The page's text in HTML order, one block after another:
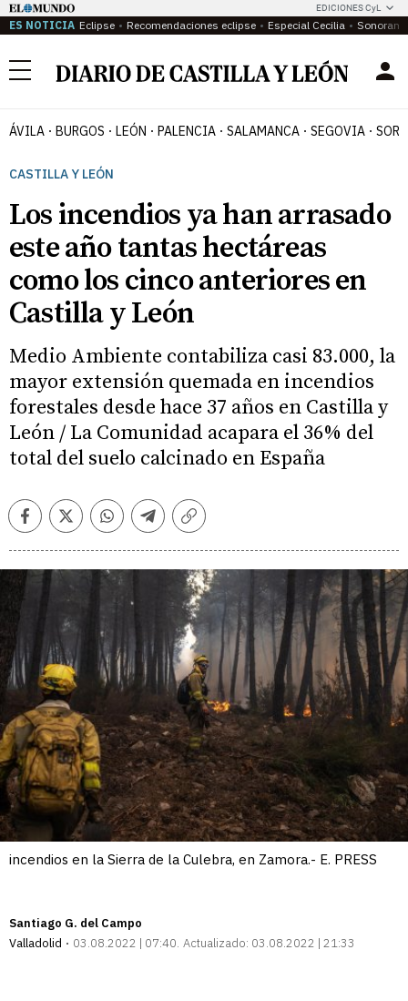
EDICIONES CyL
ES NOTICIA Eclipse Recomendaciones eclipse Especial Cecilia
Menú
ÁVILA BURGOS LEÓN PALENCIA SALAMANCA SEGOVIA
CASTILLA Y LEÓN
Los incendios ya han arrasado
este año tantas hectáreas
como los cinco anteriores en
Castilla y León
Medio Ambiente contabiliza casi 83.000, la
mayor extensión quemada en incendios
forestales desde hace 37 años en Castilla y
León / La Comunidad acapara el 36% del
total del suelo calcinado en España
FacebookTwitterWhatsappTelegramCopiar
incendios en la Sierra de la Culebra, en Zamora.- E. PRESS
Santiago G. del Campo
Valladolid
03.08.2022 | 07:40 Actualizado: 03.08.2022 | 21:33